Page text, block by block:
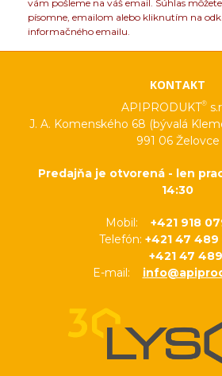
vám pošleme na váš email. Súhlas
písomne, emailom alebo kliknutím na
informačného emailu.
KONTAKT
APIPRODUKT®
J. A. Komenského 68 (bývalá
991 06 Želovce
Predajňa je otvorená - len
14:30
Mobil: +421 918
Telefón: +421 47 489
+421 47 489
E-mail: